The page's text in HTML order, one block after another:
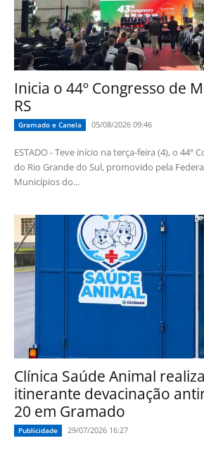
Inicia o 44º Congresso de
RS
Gramado e Canela 05/08/2026 09:46
ESTADO - Teve início na terça-feira (4), o 44º
do Rio Grande do Sul, promovido pela
Municípios do...
Clínica Saúde Animal
itinerante devacinação
20 em Gramado
Publicidade 29/07/2026 16:27